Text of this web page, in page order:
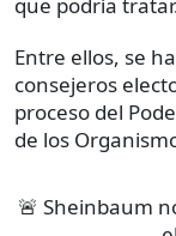
que podría
Entre ellos, se
consejeros
proceso del
de los
🚨 Sheinbaum